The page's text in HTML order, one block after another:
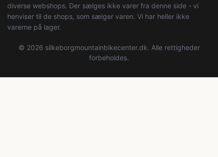
diverse webshops. Der sælges ikke varer fra denne side - vi
henviser til de shops, som sælger varen. Vi har heller ikke
varerne på lager.
© 2026 silkeborgmountainbikecenter.dk. Alle rettigheder
forbeholdes.